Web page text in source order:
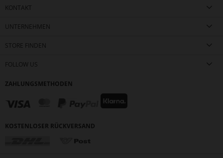
KONTAKT
UNTERNEHMEN
STORE FINDEN
FOLLOW US
ZAHLUNGSMETHODEN
KOSTENLOSER RÜCKVERSAND